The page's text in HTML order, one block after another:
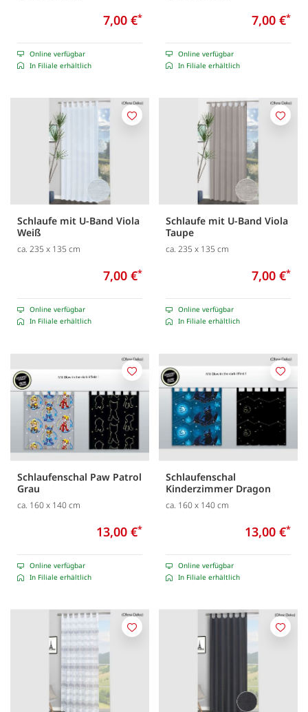
7,00 €*
Online verfügbar
In Filiale erhältlich
7,00 €*
Online verfügbar
In Filiale erhältlich
Schlaufe mit U-Band Viola
Weiß
ca. 235 x 135 cm
7,00 €*
Online verfügbar
In Filiale erhältlich
Merken
Schlaufe mit U-Band Viola
Taupe
ca. 235 x 135 cm
7,00 €*
Online verfügbar
In Filiale erhältlich
Schlaufenschal Paw Patrol
Grau
ca. 160 x 140 cm
13,00 €*
Online verfügbar
In Filiale erhältlich
Merken
Schlaufenschal
Kinderzimmer Dragon
ca. 160 x 140 cm
13,00 €*
Online verfügbar
In Filiale erhältlich
Merken